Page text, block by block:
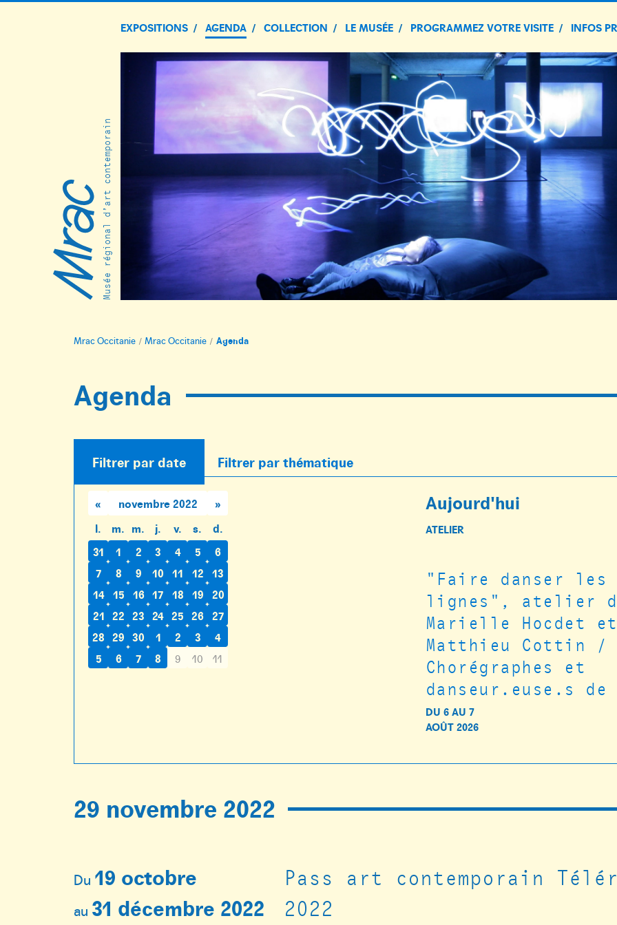
EXPOSITIONS AGENDA COLLECTION LE MUSÉE PROGRAMMEZ VOTRE VISITE INFOS
Musée régional d’art contemporain
Accueil
:
Mrac Occitanie Mrac Occitanie Agenda
Agenda
Filtrer par date Filtrer par thématique
« novembre 2022
»
l.
m. m. j. v. s.
d.
31
1 2 3 4 5
6
7
8 9 10 11 12 13
14 15 16 17 18 19 20
21 22 23 24 25 26 27
28 29 30 1 2 3
4
5
6 7 8 9 10 11
Aujourd'hui
ATELIER
"Faire danser les
lignes", atelier
Marielle Hocdet et
Matthieu Cottin /
Chorégraphes et
danseur.euse.s
DU 6AU 7
AOÛT 2026
29 novembre 2022
Du 19 octobre
au 31 décembre 2022
Pass art contemporain
2022